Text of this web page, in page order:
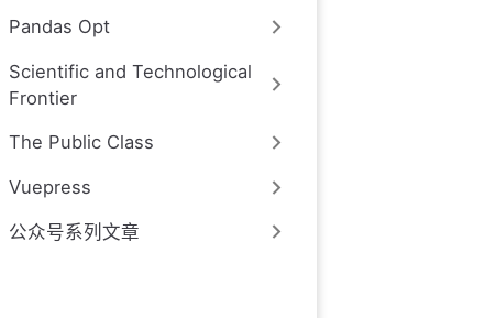
Pandas Opt
Scientific and Technological
Frontier
The Public Class
Vuepress
公众号系列文章